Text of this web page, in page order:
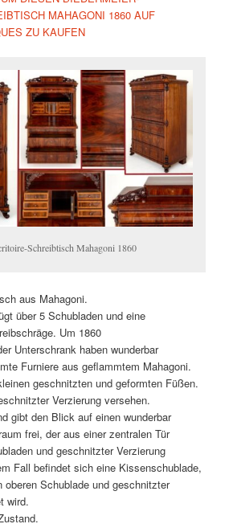
MAHAGONI 1860 AUF
ZU KAUFEN
Schreibtisch Mahagoni 1860
aus Mahagoni.
über 5 Schubladen und eine
Um 1860
Unterschrank haben wunderbar
Furniere aus geflammtem Mahagoni.
geschnitzten und geformten Füßen.
Verzierung versehen.
gibt den Blick auf einen wunderbar
frei, der aus einer zentralen Tür
und geschnitzter Verzierung
Fall befindet sich eine Kissenschublade,
oberen Schublade und geschnitzter
wird.